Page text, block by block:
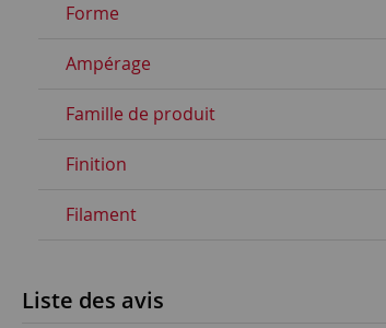
Forme
Ampérage
Famille de produit
Finition
Filament
Liste des avis